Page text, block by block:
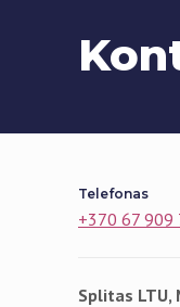
Telefonas
+370 67 909
Splitas LTU,